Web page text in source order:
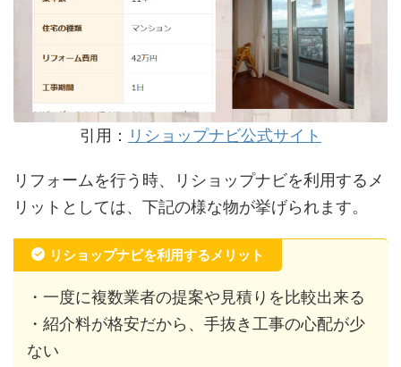
引用： リショップナビ公式サイト
リフォームを行う時、リショップナビを利用するメ
リットとしては、下記の様な物が挙げられます。
リショップナビを利用するメリット
・一度に複数業者の提案や見積りを比較出来る
・紹介料が格安だから、手抜き工事の心配が少
ない